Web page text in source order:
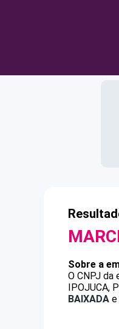
Sobre a
O CNPJ da
IPOJUCA,
BAIXADA e